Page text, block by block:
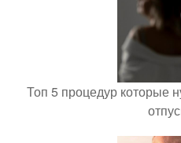
Топ 5 процедур которые